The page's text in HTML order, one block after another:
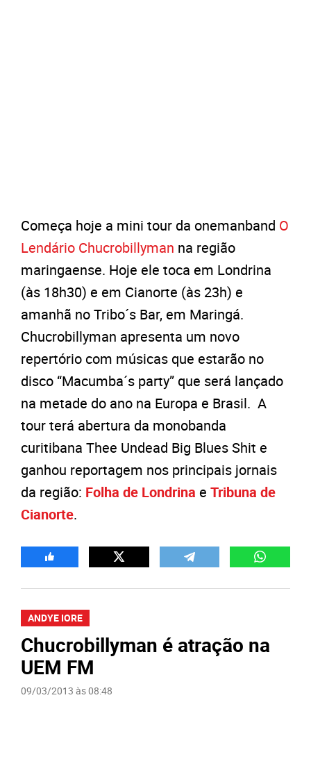
Começa hoje a mini tour da onemanband O
Lendário Chucrobillyman na região
maringaense. Hoje ele toca em Londrina
(às 18h30) e em Cianorte (às 23h) e
amanhã no Tribo´s Bar, em Maringá.
Chucrobillyman apresenta um novo
repertório com músicas que estarão no
disco “Macumba´s party” que será lançado
na metade do ano na Europa e Brasil. A
tour terá abertura da monobanda
curitibana Thee Undead Big Blues Shit e
ganhou reportagem nos principais jornais
da região: Folha de Londrina e Tribuna de
Cianorte.
ANDYE IORE
Chucrobillyman é atração na
UEM FM
09/03/2013 às 08:48